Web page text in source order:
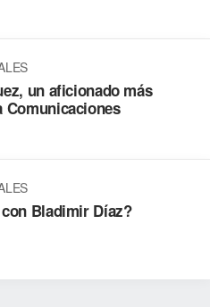
un aficionado más
Comunicaciones
Bladimir Díaz?